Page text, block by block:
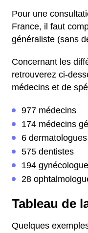
Pour une
France, il faut
généraliste (sans
Concernant les
retrouverez ci-
médecins et de
977 médecins
174 médecins
6 dermatologues
575 dentistes
194
28
Tableau de
Quelques